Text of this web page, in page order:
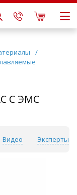
/
С ЭМС
Видео Эксперты